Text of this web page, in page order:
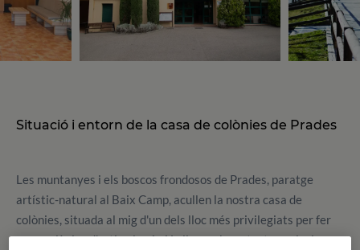
Situació i entorn de la casa de colònies de Prades
Les muntanyes i els boscos frondosos de Prades, paratge
artístic-natural al Baix Camp, acullen la nostra casa de
colònies, situada al mig d'un dels lloc més privilegiats per fer
unes colònies d'estiu al país. Un lloc amb contacte exclusiu